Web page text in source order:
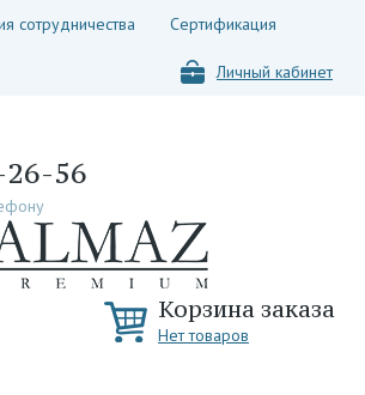
сотрудничества
Сертификация
Личный кабинет
56
Корзина заказа
Нет товаров